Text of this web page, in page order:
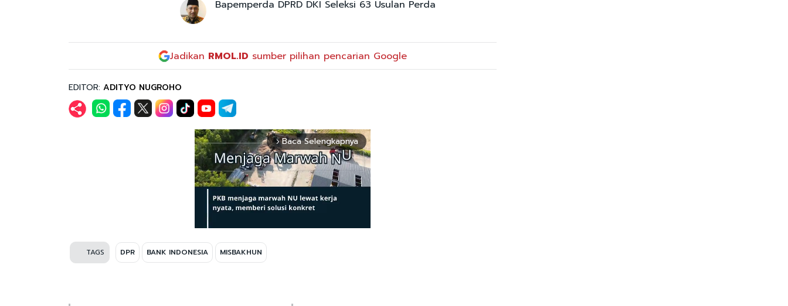
Bapemperda DPRD DKI Seleksi 63 Usulan Perda
Jadikan RMOL.ID sumber pilihan pencarian Google
EDITOR: ADITYO NUGROHO
arrow_forward_ios Baca Selengkapnya
TAGS DPR BANK INDONESIA MISBAKHUN